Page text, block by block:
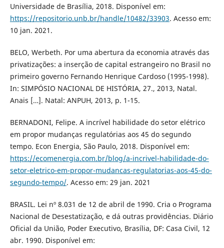
Universidade de Brasília, 2018. Disponível em:
https://repositorio.unb.br/handle/10482/33903. Acesso em:
10 jan. 2021.
BELO, Werbeth. Por uma abertura da economia através das
privatizações: a inserção de capital estrangeiro no Brasil no
primeiro governo Fernando Henrique Cardoso (1995-1998).
In: SIMPÓSIO NACIONAL DE HISTÓRIA, 27., 2013, Natal.
Anais […]. Natal: ANPUH, 2013, p. 1-15.
BERNADONI, Felipe. A incrível habilidade do setor elétrico
em propor mudanças regulatórias aos 45 do segundo
tempo. Econ Energia, São Paulo, 2018. Disponível em:
https://ecomenergia.com.br/blog/a-incrivel-habilidade-do-
setor-eletrico-em-propor-mudancas-regulatorias-aos-45-do-
segundo-tempo/. Acesso em: 29 jan. 2021
BRASIL. Lei nº 8.031 de 12 de abril de 1990. Cria o Programa
Nacional de Desestatização, e dá outras providências. Diário
Oficial da União, Poder Executivo, Brasília, DF: Casa Civil, 12
abr. 1990. Disponível em: